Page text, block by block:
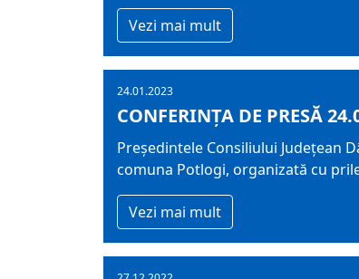
Vezi mai mult
24.01.2023
CONFERINȚA DE PRESĂ
Președintele Consiliului Județean
comuna Potlogi, organizată cu
Vezi mai mult